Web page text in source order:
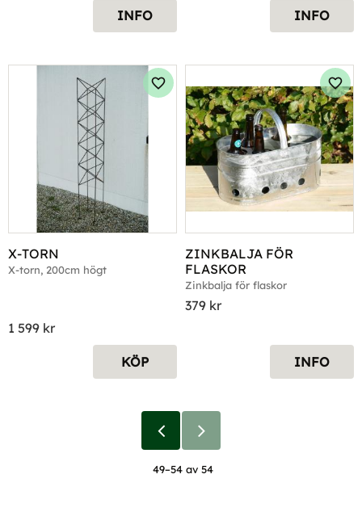
INFO INFO
X-TORN
X-torn, 200cm högt
1 599 kr
Lägg till i favoriter
KÖP
ZINKBALJA FÖR
FLASKOR
Zinkbalja för flaskor
379 kr
INFO
49–54av 54